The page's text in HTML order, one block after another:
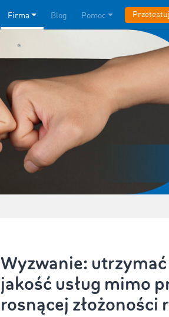
Firma Blog Pomoc
Wyzwanie:
jakość usług mimo
rosnącej złożoności